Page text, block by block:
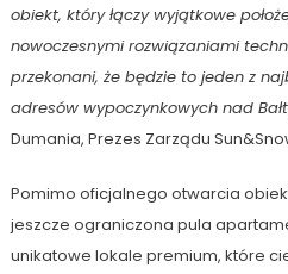
obiekt, który łączy wyjątkowe
nowoczesnymi rozwiązaniami
przekonani, że będzie to jeden z
adresów wypoczynkowych nad
Dumania, Prezes Zarządu
Pomimo oficjalnego otwarcia
jeszcze ograniczona pula
unikatowe lokale premium, które